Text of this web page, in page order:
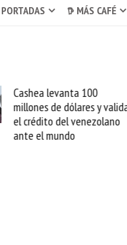
𖠚 MÁS CAFÉ
El buque Wave Sentinel
arranca la reparación
cable de Cirion